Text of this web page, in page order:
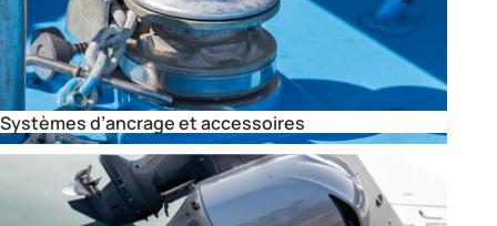
Systèmes d’ancrage et accessoires